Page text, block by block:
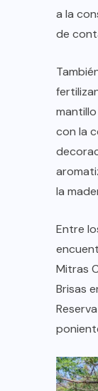
a la
de
con la
la
Entre
Mitras
Brisas